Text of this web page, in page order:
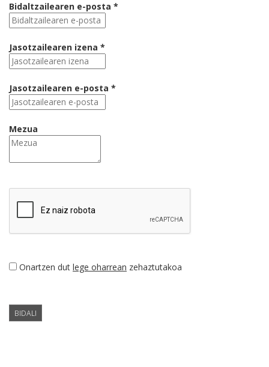
Bidaltzailearen e-posta *
Jasotzailearen izena *
Jasotzailearen e-posta *
Mezua
Onartzen dut lege oharrean zehaztutakoa
BIDALI